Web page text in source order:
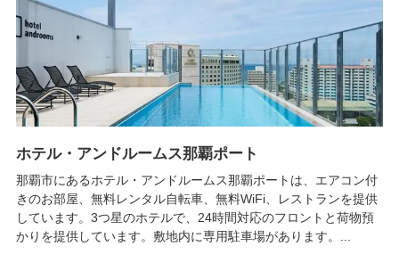
ホテル・アンドルームス那覇ポート
那覇市にあるホテル・アンドルームス那覇ポートは、エアコン付
きのお部屋、無料レンタル自転車、無料WiFi、レストランを提供
しています。3つ星のホテルで、24時間対応のフロントと荷物預
かりを提供しています。敷地内に専用駐車場があります。...